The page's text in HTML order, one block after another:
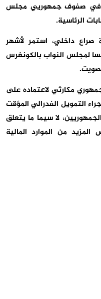
في صفوف جمهوريي مجلس
الرئاسية.
صراع داخلي، استمر لأشهر
لمجلس النواب بالكونغرس
مكارثي لاعتماده على
التمويل الفدرالي المؤقت
الجمهوريين، لا سيما ما يتعلق
من الموارد المالية